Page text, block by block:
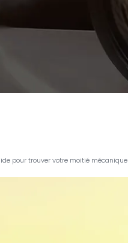
pour trouver votre moitié mécanique